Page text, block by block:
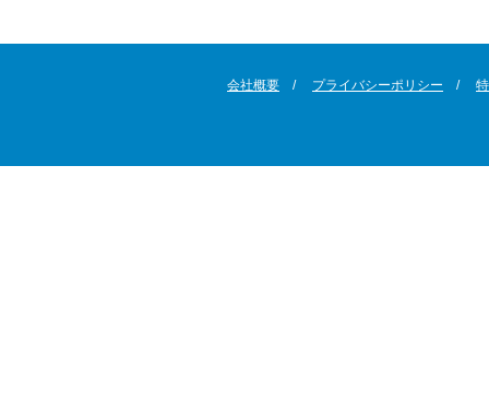
会社概要 プライバシーポリシー